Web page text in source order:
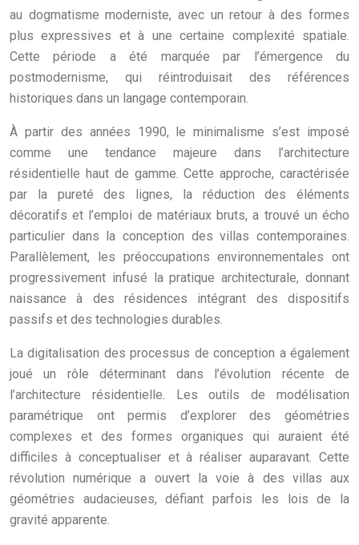
au dogmatisme moderniste, avec un retour à des formes
plus expressives et à une certaine complexité spatiale.
Cette période a été marquée par l’émergence du
postmodernisme, qui réintroduisait des références
historiques dans un langage contemporain.
À partir des années 1990, le minimalisme s’est imposé
comme une tendance majeure dans l’architecture
résidentielle haut de gamme. Cette approche, caractérisée
par la pureté des lignes, la réduction des éléments
décoratifs et l’emploi de matériaux bruts, a trouvé un écho
particulier dans la conception des villas contemporaines.
Parallèlement, les préoccupations environnementales ont
progressivement infusé la pratique architecturale, donnant
naissance à des résidences intégrant des dispositifs
passifs et des technologies durables.
La digitalisation des processus de conception a également
joué un rôle déterminant dans l’évolution récente de
l’architecture résidentielle. Les outils de modélisation
paramétrique ont permis d’explorer des géométries
complexes et des formes organiques qui auraient été
difficiles à conceptualiser et à réaliser auparavant. Cette
révolution numérique a ouvert la voie à des villas aux
géométries audacieuses, défiant parfois les lois de la
gravité apparente.